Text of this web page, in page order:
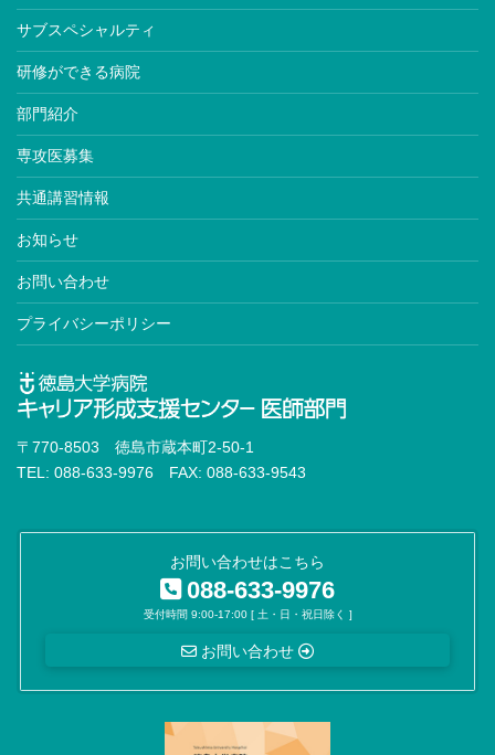
サブスペシャルティ
研修ができる病院
部門紹介
専攻医募集
共通講習情報
お知らせ
お問い合わせ
プライバシーポリシー
〒770-8503 徳島市蔵本町2-50-1
TEL: 088-633-9976 FAX: 088-633-9543
お問い合わせはこちら
088-633-9976
受付時間 9:00-17:00 [ 土・日・祝日除く ]
お問い合わせ